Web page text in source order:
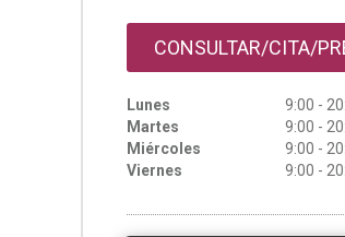
CONSULTAR/CITA/
Lunes
9:00 -
Martes
9:00 -
Miércoles
9:00 -
Viernes
9:00 -